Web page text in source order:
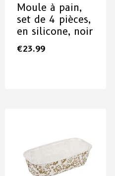
Moule à pain,
set de 4 pièces,
en silicone, noir
€23.99